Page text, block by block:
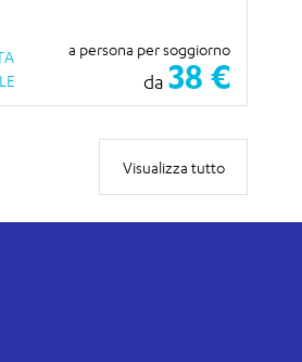
a persona per soggiorno
da 38 €
Visualizza tutto